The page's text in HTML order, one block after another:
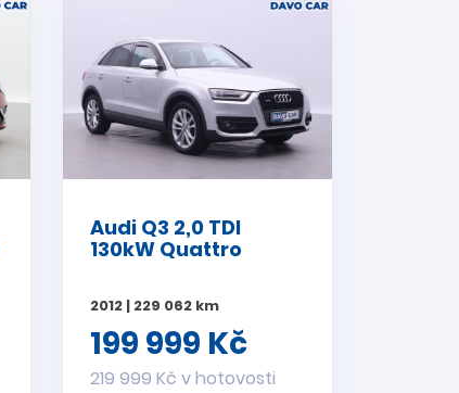
Audi Q3 2,0 TDI
130kW Quattro
2012 | 229 062 km
199 999 Kč
219 999 Kč v hotovosti